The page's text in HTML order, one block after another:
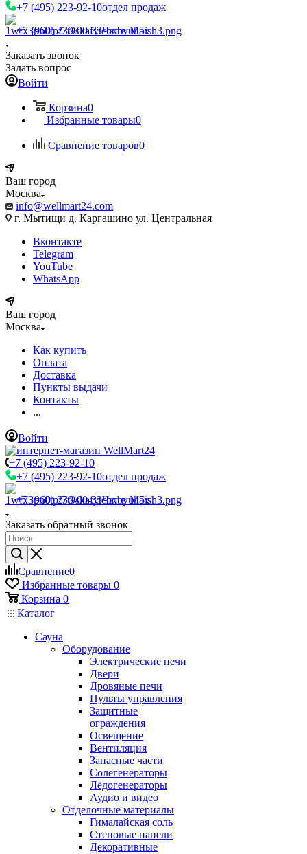
+7 (495) 223-92-10отдел продаж
+7 (960) 230-00-33Чат в Max
Заказать звонок
Задать вопрос
Войти
Корзина0
Избранные товары0
Сравнение товаров0
Ваш город
Москва
info@wellmart24.com
г. Мытищи д. Каргашино ул. Центральная
Вконтакте
Telegram
YouTube
WhatsApp
Ваш город
Москва
Как купить
Оплата
Доставка
Пункты выдачи
Контакты
...
Войти
+7 (495) 223-92-10
+7 (495) 223-92-10отдел продаж
+7 (960) 230-00-33Чат в Max
Заказать обратный звонок
Сравнение0
Избранные товары 0
Корзина 0
Каталог
Сауна
Оборудование
Электрические печи
Двери
Дровяные печи
Пульты управления
Защитные
ограждения
Освещение
Вентиляция
Запасные части
Солегенераторы
Лёдогенераторы
Аудио и видео
Отделочные материалы
Гималайская соль
Стеновые панели
Декоративные